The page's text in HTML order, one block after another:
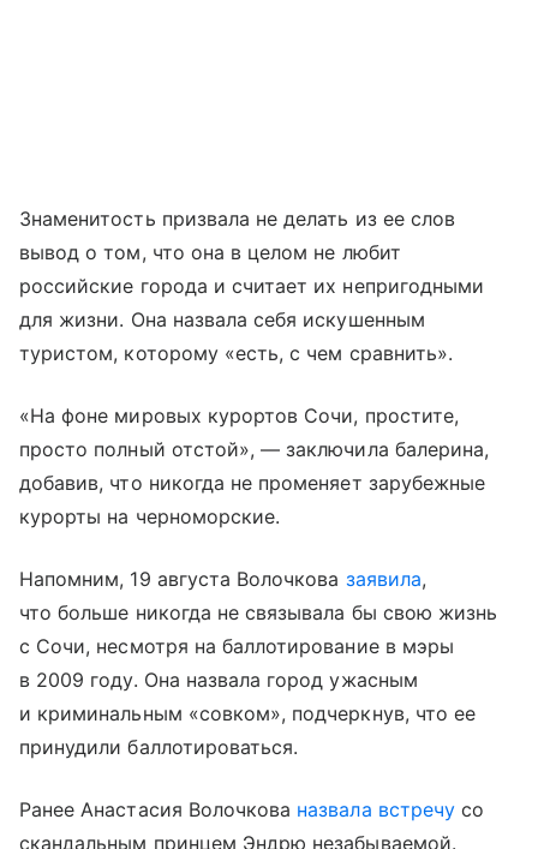
Знаменитость призвала не делать из ее слов
вывод о том, что она в целом не любит
российские города и считает их непригодными
для жизни. Она назвала себя искушенным
туристом, которому «есть, с чем сравнить».
«На фоне мировых курортов Сочи, простите,
просто полный отстой», — заключила балерина,
добавив, что никогда не променяет зарубежные
курорты на черноморские.
Напомним, 19 августа Волочкова заявила,
что больше никогда не связывала бы свою жизнь
с Сочи, несмотря на баллотирование в мэры
в 2009 году. Она назвала город ужасным
и криминальным «совком», подчеркнув, что ее
принудили баллотироваться.
Ранее Анастасия Волочкова назвала встречусо
скандальным принцем Эндрю незабываемой.